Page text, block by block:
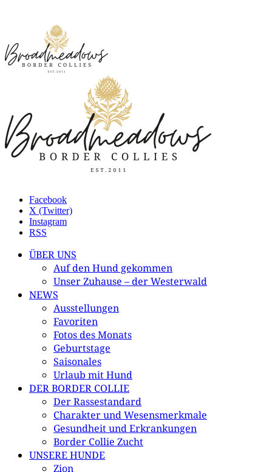
Facebook
X (Twitter)
Instagram
RSS
ÜBER UNS
Auf den Hund gekommen
Unser Zuhause – der Westerwald
NEWS
Ausstellungen
Favoriten
Fotos des Monats
Geburtstage
Saisonales
Urlaub mit Hund
DER BORDER COLLIE
Der Rassestandard
Charakter und Wesensmerkmale
Gesundheit und Erkrankungen
Border Collie Zucht
UNSERE HUNDE
Zion